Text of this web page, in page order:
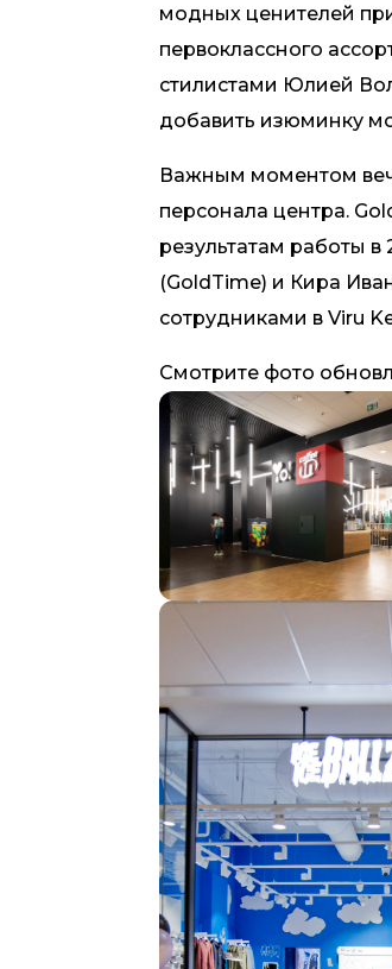
модных ценителей
первоклассного
стилистами Юлией
добавить изюминку
Важным моментом
персонала центра.
результатам работы
(GoldTime) и Кира
сотрудниками в Viru
Смотрите фото